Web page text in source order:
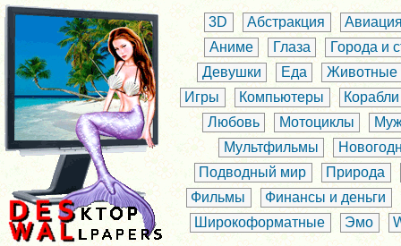
3D Абстракция
Аниме
Глаза
Города и
Девушки
Еда
Животные
Игры
Компьютеры
Корабли
Любовь
Мотоциклы
Мультфильмы
Подводный мир
Природа
Фильмы
Финансы и деньги
Широкоформатные
Эмо